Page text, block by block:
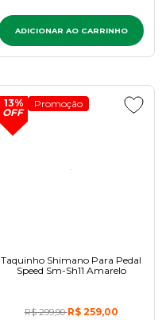
ADICIONAR AO CARRINHO
13%
OFF
Promoção
Taquinho Shimano Para Pedal
Speed Sm-Sh11 Amarelo
R$ 299,90R$ 259,00